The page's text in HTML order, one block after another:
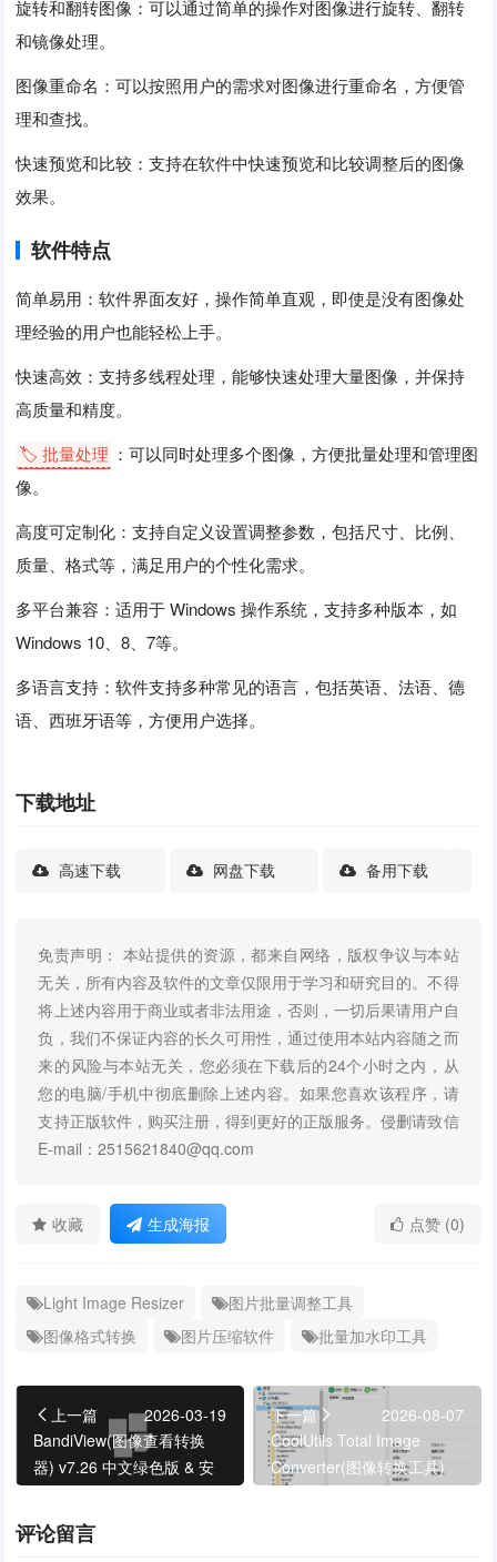
旋转和翻转图像：可以通过简单的操作对图像进行旋转、翻转
和镜像处理。
图像重命名：可以按照用户的需求对图像进行重命名，方便管
理和查找。
快速预览和比较：支持在软件中快速预览和比较调整后的图像
效果。
软件特点
简单易用：软件界面友好，操作简单直观，即使是没有图像处
理经验的用户也能轻松上手。
快速高效：支持多线程处理，能够快速处理大量图像，并保持
高质量和精度。
🏷️ 批量处理 ：可以同时处理多个图像，方便批量处理和管理图
像。
高度可定制化：支持自定义设置调整参数，包括尺寸、比例、
质量、格式等，满足用户的个性化需求。
多平台兼容：适用于 Windows 操作系统，支持多种版本，如
Windows 10、8、7等。
多语言支持：软件支持多种常见的语言，包括英语、法语、德
语、西班牙语等，方便用户选择。
下载地址
高速下载 网盘下载 备用下载
免责声明： 本站提供的资源，都来自网络，版权争议与本站
无关，所有内容及软件的文章仅限用于学习和研究目的。不得
将上述内容用于商业或者非法用途，否则，一切后果请用户自
负，我们不保证内容的长久可用性，通过使用本站内容随之而
来的风险与本站无关，您必须在下载后的24个小时之内，从
您的电脑/手机中彻底删除上述内容。如果您喜欢该程序，请
支持正版软件，购买注册，得到更好的正版服务。侵删请致信
E-mail：2515621840@qq.com
收藏 生成海报 点赞 (0)
Light Image Resizer
图片批量调整工具
图像格式转换
图片压缩软件 批量加水印工具
上一篇
2026-03-19
BandiView(图像查看转换
器) v7.26 中文绿色版 & 安
下一篇
2026-08-07
CoolUtils Total Image
Converter(图像转换工具)
评论留言